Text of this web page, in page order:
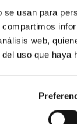
usan para
web,
uso que haya
and anti-fraud